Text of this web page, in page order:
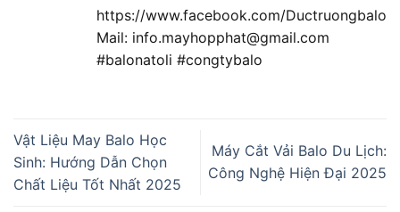
https://www.facebook.com/Ductruongbalo
Mail: info.mayhopphat@gmail.com
#balonatoli #congtybalo
Vật Liệu May Balo Học
Sinh: Hướng Dẫn Chọn
Chất Liệu Tốt Nhất 2025
Máy Cắt Vải Balo Du Lịch:
Công Nghệ Hiện Đại 2025